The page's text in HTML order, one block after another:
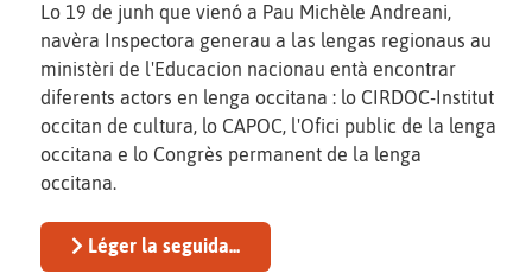
Lo 19 de junh que vienó a Pau Michèle Andreani,
navèra Inspectora generau a las lengas regionaus au
ministèri de l'Educacion nacionau entà encontrar
diferents actors en lenga occitana : lo CIRDOC-Institut
occitan de cultura, lo CAPOC, l'Ofici public de la lenga
occitana e lo Congrès permanent de la lenga
occitana.
Léger la seguida...